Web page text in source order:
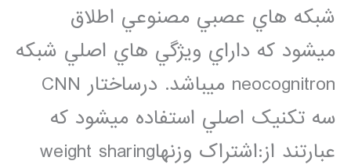
شبکه هاي عصبي مصنوعي اطلاق
ميشود که داراي ويژگي هاي اصلي شبکه
neocognitron ميباشد. درساختار CNN
سه تکنيک اصلي استفاده ميشود که
عبارتند از:اشتراک وزنهاweight sharing